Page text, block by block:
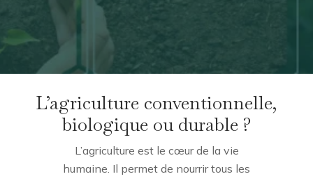
L’agriculture conventionnelle,
biologique ou durable ?
L’agriculture est le cœur de la vie
humaine. Il permet de nourrir tous les